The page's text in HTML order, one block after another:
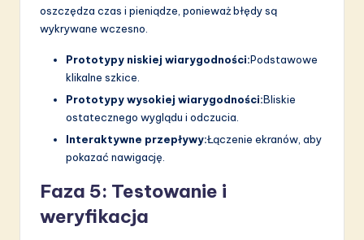
oszczędza czas i pieniądze, ponieważ błędy są
wykrywane wczesno.
Prototypy niskiej wiarygodności:Podstawowe
klikalne szkice.
Prototypy wysokiej wiarygodności:Bliskie
ostatecznego wyglądu i odczucia.
Interaktywne przepływy:Łączenie ekranów, aby
pokazać nawigację.
Faza 5: Testowanie i
weryfikacja